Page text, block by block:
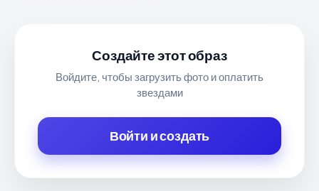
Создайте этот образ
Войдите, чтобы загрузить фото и оплатить
звездами
Войти и создать